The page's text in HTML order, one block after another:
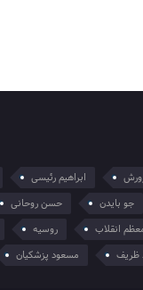
ابراهیم رئیسی
جو بایدن حسن روحانی
انقلاب روسیه
ظریف مسعود پزشکیان